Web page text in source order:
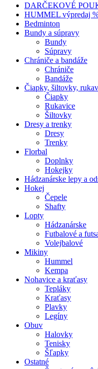
DARČEKOVÉ
HUMMEL výpredaj
Bedminton
Bundy a súpravy
Bundy
Súpravy
Chrániče a bandáže
Chrániče
Bandáže
Čiapky, šiltovky,
Čiapky
Rukavice
Šiltovky
Dresy a trenky
Dresy
Trenky
Florbal
Doplnky
Hokejky
Hádzanárske lepy a
Hokej
Čepele
Shafty
Lopty
Hádzanárske
Futbalové a
Volejbalové
Mikiny
Hummel
Kempa
Nohavice a kraťasy
Tepláky
Kraťasy
Plavky
Legíny
Obuv
Halovky
Tenisky
Šľapky
Ostatné